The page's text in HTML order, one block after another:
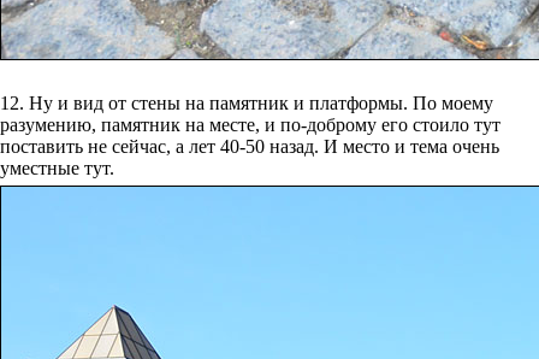
12. Ну и вид от стены на памятник и платформы. По моему
разумению, памятник на месте, и по-доброму его стоило тут
поставить не сейчас, а лет 40-50 назад. И место и тема очень
уместные тут.